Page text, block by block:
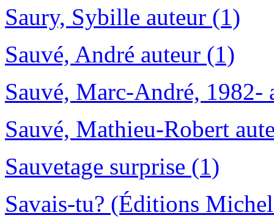
Saury, Sybille auteur (1)
Sauvé, André auteur (1)
Sauvé, Marc-André, 1982-
Sauvé, Mathieu-Robert
Sauvetage surprise (1)
Savais-tu? (Éditions